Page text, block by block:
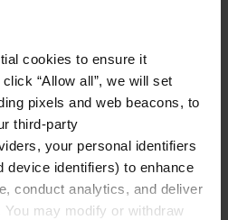
cookies to ensure it
“Allow all”, we will set
pixels and web beacons, to
third-party
your personal identifiers
device identifiers) to enhance
conduct analytics, and deliver
may modify or withdraw
ー